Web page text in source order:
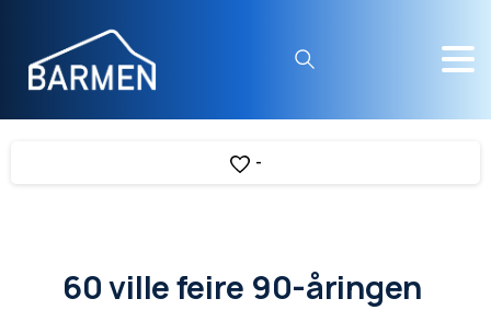
Search
-
60 ville feire 90-åringen